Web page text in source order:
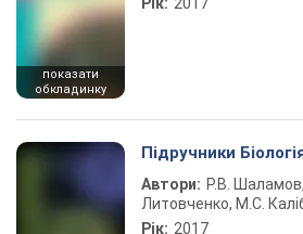
показати
обкладинку
Підручники
Автори: Р.В.
Литовченко, М.С.
Рік: 2017